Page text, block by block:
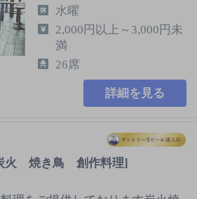
水曜
2,000円以上～3,000円未
満
26席
詳細を見る
火 焼き鳥 創作料理]